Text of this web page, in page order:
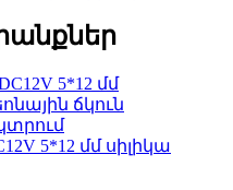
5*12 մմ սիլիկա